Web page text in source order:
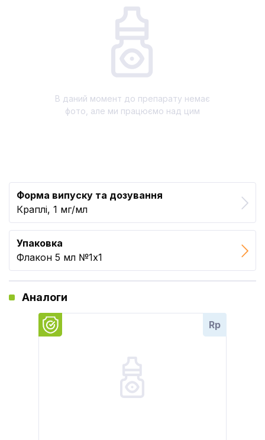
В даний момент до препарату немає
фото, але ми працюємо над цим
Форма випуску та дозування
Краплі, 1 мг/мл
Упаковка
Флакон 5 мл №1x1
Аналоги
Rp